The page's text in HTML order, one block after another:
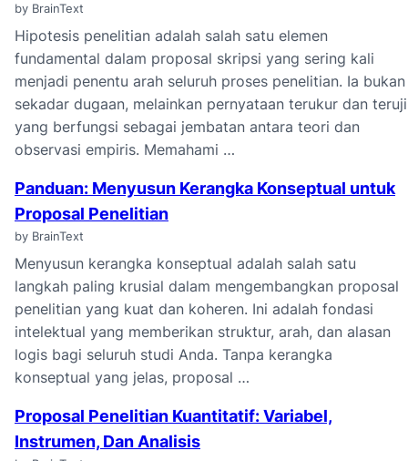
by BrainText
Hipotesis penelitian adalah salah satu elemen
fundamental dalam proposal skripsi yang sering kali
menjadi penentu arah seluruh proses penelitian. Ia bukan
sekadar dugaan, melainkan pernyataan terukur dan teruji
yang berfungsi sebagai jembatan antara teori dan
observasi empiris. Memahami …
Panduan: Menyusun Kerangka Konseptual untuk
Proposal Penelitian
by BrainText
Menyusun kerangka konseptual adalah salah satu
langkah paling krusial dalam mengembangkan proposal
penelitian yang kuat dan koheren. Ini adalah fondasi
intelektual yang memberikan struktur, arah, dan alasan
logis bagi seluruh studi Anda. Tanpa kerangka
konseptual yang jelas, proposal …
Proposal Penelitian Kuantitatif: Variabel,
Instrumen, Dan Analisis